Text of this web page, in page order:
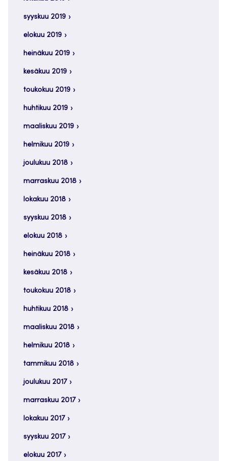
syyskuu 2019
elokuu 2019
heinäkuu 2019
kesäkuu 2019
toukokuu 2019
huhtikuu 2019
maaliskuu 2019
helmikuu 2019
joulukuu 2018
marraskuu 2018
lokakuu 2018
syyskuu 2018
elokuu 2018
heinäkuu 2018
kesäkuu 2018
toukokuu 2018
huhtikuu 2018
maaliskuu 2018
helmikuu 2018
tammikuu 2018
joulukuu 2017
marraskuu 2017
lokakuu 2017
syyskuu 2017
elokuu 2017